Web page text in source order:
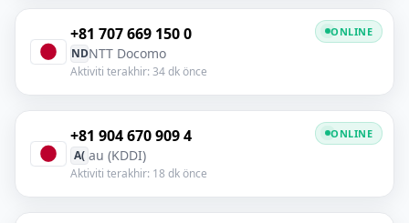
+81 707 669 150 0
NDNTT Docomo
Aktiviti terakhir: 34 dk önce
ONLINE
+81 904 670 909 4
A( au (KDDI)
Aktiviti terakhir: 18 dk önce
ONLINE